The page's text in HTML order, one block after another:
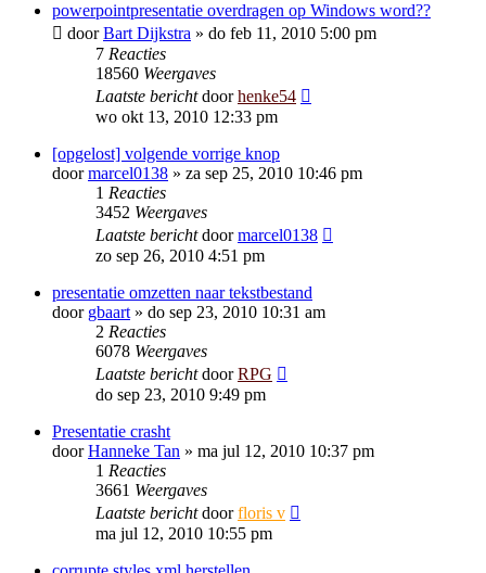
powerpointpresentatie overdragen op Windows word??
doorBart Dijkstra » do feb 11, 2010 5:00 pm
7 Reacties
18560 Weergaves
Laatste berichtdoorhenke54
wo okt 13, 2010 12:33 pm
[opgelost] volgende vorrige knop
doormarcel0138 » za sep 25, 2010 10:46 pm
1 Reacties
3452 Weergaves
Laatste berichtdoormarcel0138
zo sep 26, 2010 4:51 pm
presentatie omzetten naar tekstbestand
door gbaart » do sep 23, 2010 10:31 am
2 Reacties
6078 Weergaves
Laatste berichtdoorRPG
do sep 23, 2010 9:49 pm
Presentatie crasht
doorHanneke Tan » ma jul 12, 2010 10:37 pm
1 Reacties
3661 Weergaves
Laatste berichtdoorfloris v
ma jul 12, 2010 10:55 pm